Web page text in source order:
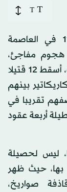
T
T
استيقظ شارع نيكولا أبير بالدائرة 11 في العاصمة
هجوم مفاجئ،
استهدف مجلة "شارلي ايبدو" الأسبوعية، أسقط 12 قتيلا
بينهم
تقريبا في
أربعة عقود
ليس لحصيلة
بها، حيث ظهر
صواريخ،